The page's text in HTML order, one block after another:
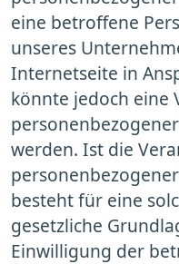
eine betroffene
unseres
Internetseite in
könnte jedoch eine
werden. Ist die
besteht für eine
gesetzliche
Einwilligung der